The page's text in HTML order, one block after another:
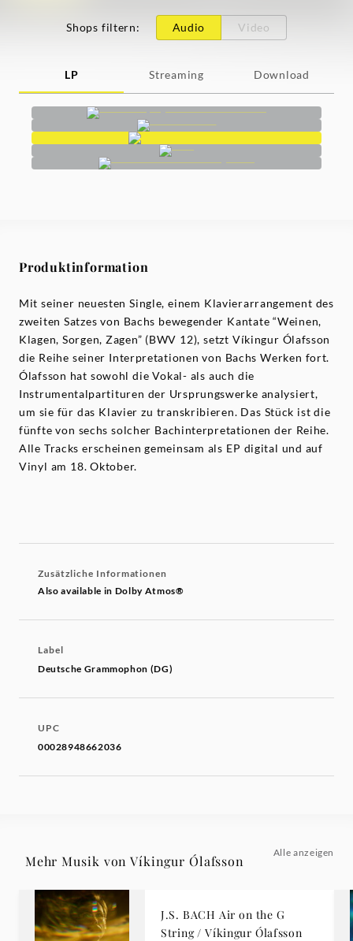
Shops filtern: Audio Video
LP Streaming Download
Produktinformation
Mit seiner neuesten Single, einem Klavierarrangement des
zweiten Satzes von Bachs bewegender Kantate “Weinen,
Klagen, Sorgen, Zagen” (BWV 12), setzt Víkingur Ólafsson
die Reihe seiner Interpretationen von Bachs Werken fort.
Ólafsson hat sowohl die Vokal- als auch die
Instrumentalpartituren der Ursprungswerke analysiert,
um sie für das Klavier zu transkribieren. Das Stück ist die
fünfte von sechs solcher Bachinterpretationen der Reihe.
Alle Tracks erscheinen gemeinsam als EP digital und auf
Vinyl am 18. Oktober.
Zusätzliche Informationen
Also available in Dolby Atmos®
Label
Deutsche Grammophon (DG)
UPC
00028948662036
Mehr Musik von Víkingur Ólafsson
Alle anzeigen
J.S. BACH Air on the G
String / Víkingur Ólafsson